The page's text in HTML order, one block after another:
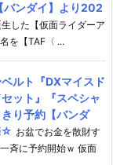
バンダイ】より202
した【仮面ライダーア
を【TAF〈 ...
ルト『DXマイスド
ット』『スペシャ
り予約【バンダ
☆ お盆でお金を散財す
斉に予約開始ｗ 仮面